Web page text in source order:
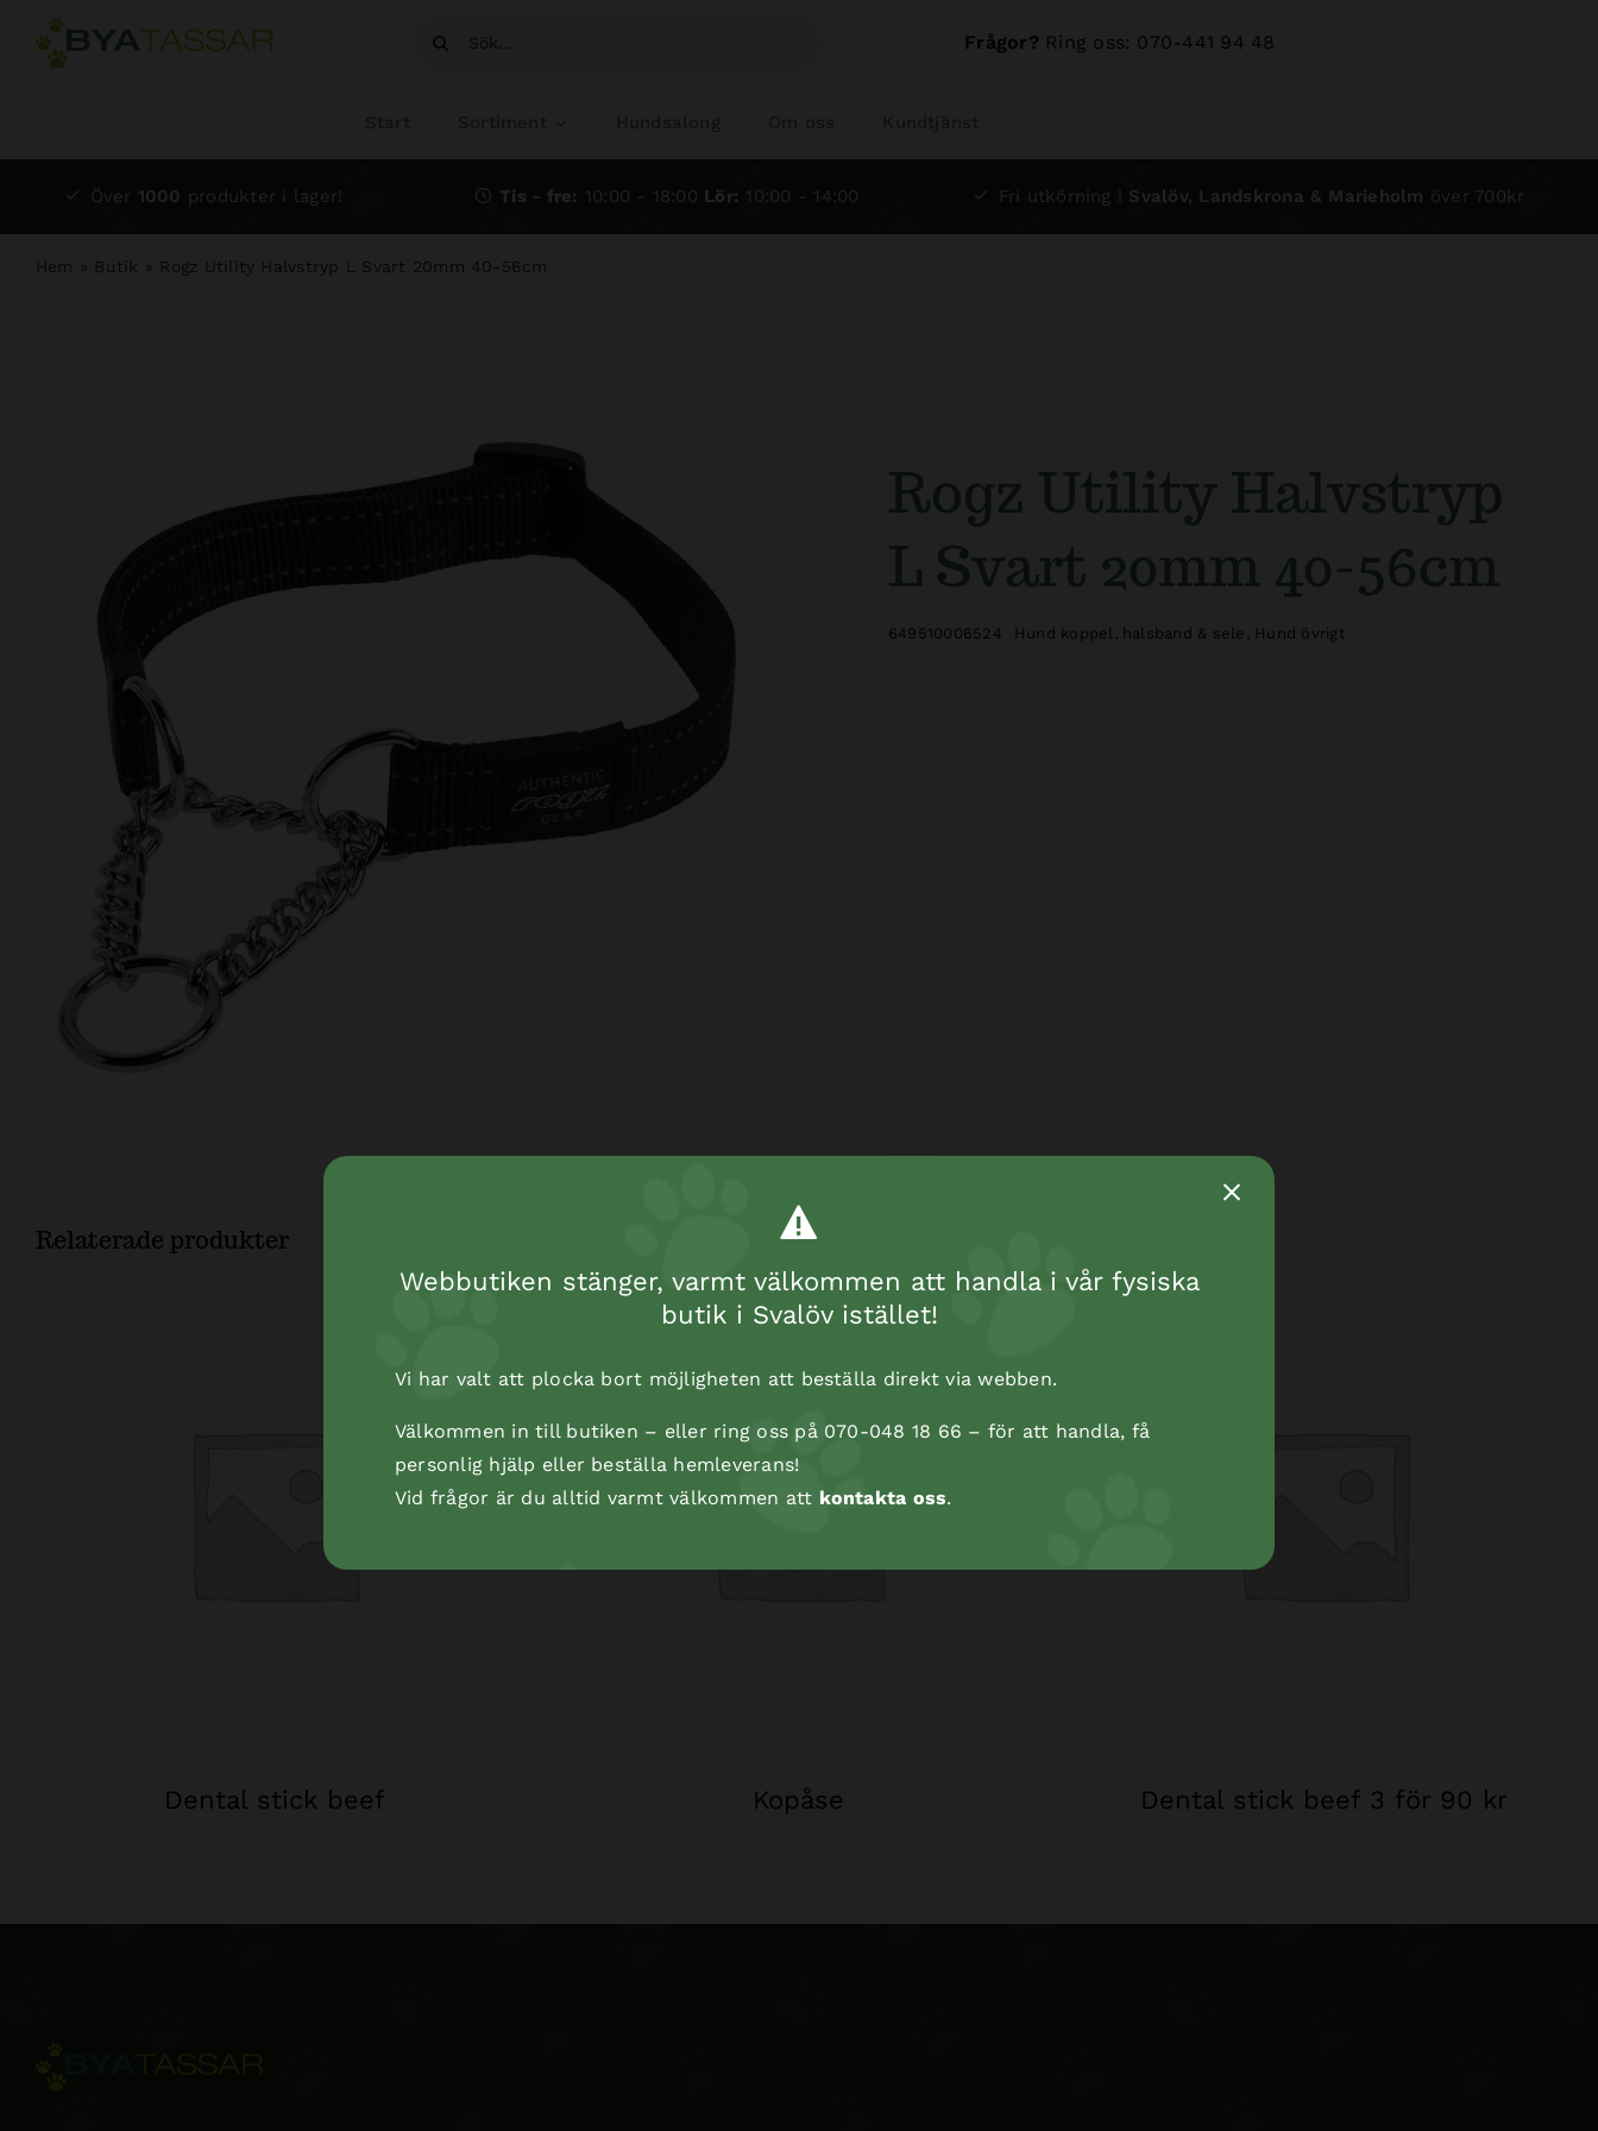
Fortsätt
Sök
Frågor? Ring oss: 070-441 94 48
Över 1000 produkter i lager! Tis - fre: 10:00 - 18:00 Lör: 10:00 - 14:00 Fri utkörning i Svalöv, Landskrona & Marieholm över 700kr
Hem » Butik » Rogz Utility Halvstryp L Svart 20mm 40-56cm
Rogz Utility Halvstryp
L Svart 20mm 40-56cm
649510006524 Hund koppel, halsband & sele Hund övrigt
Relaterade produkter
Dental stick beef Kopåse Dental stick beef 3 för 90 kr
Webbutiken stänger, varmt välkommen att handla i vår fysiska
butik i Svalöv istället!
Vi har valt att plocka bort möjligheten att beställa direkt via webben.
Välkommen in till butiken – eller ring oss på 070-048 18 66 – för att handla, få
personlig hjälp eller beställa hemleverans!
Vid frågor är du alltid varmt välkommen att kontakta oss.